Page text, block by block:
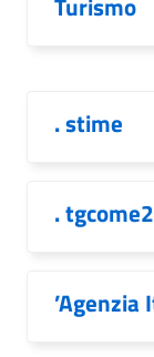
. stime
.